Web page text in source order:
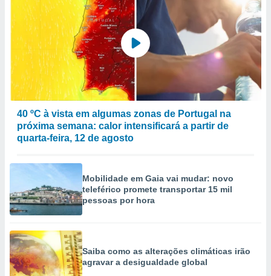
40 ºC à vista em algumas zonas de Portugal na
próxima semana: calor intensificará a partir de
quarta-feira, 12 de agosto
Mobilidade em Gaia vai mudar: novo
teleférico promete transportar 15 mil
pessoas por hora
Saiba como as alterações climáticas irão
agravar a desigualdade global